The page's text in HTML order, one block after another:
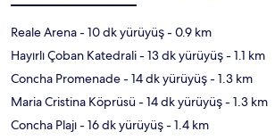
Reale Arena- 10 dk yürüyüş- 0.9 km
Hayırlı Çoban Katedrali- 13 dk yürüyüş- 1.1 km
Concha Promenade- 14 dk yürüyüş- 1.3 km
Maria Cristina Köprüsü- 14 dk yürüyüş- 1.3 km
Concha Plajı- 16 dk yürüyüş- 1.4 km